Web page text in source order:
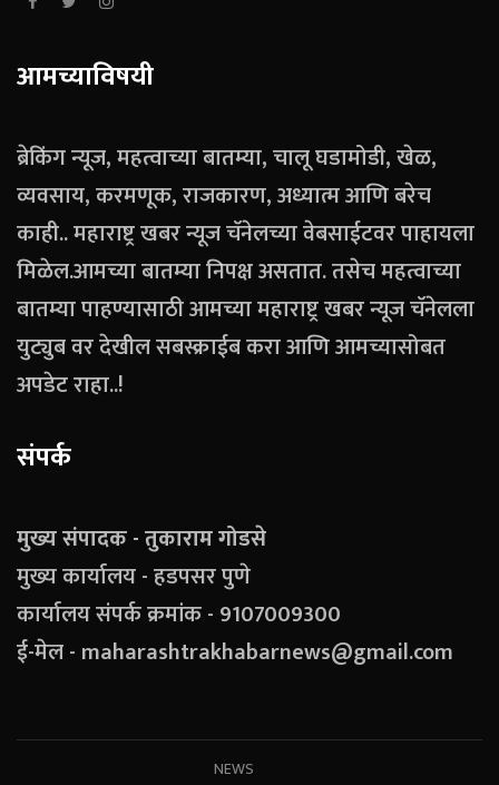
आमच्याविषयी
ब्रेकिंग न्यूज, महत्वाच्या बातम्या, चालू घडामोडी, खेळ,
व्यवसाय, करमणूक, राजकारण, अध्यात्म आणि बरेच
काही.. महाराष्ट्र खबर न्यूज चॅनेलच्या वेबसाईटवर पाहायला
मिळेल.आमच्या बातम्या निपक्ष असतात. तसेच महत्वाच्या
बातम्या पाहण्यासाठी आमच्या महाराष्ट्र खबर न्यूज चॅनेलला
युट्युब वर देखील सबस्क्राईब करा आणि आमच्यासोबत
अपडेट राहा..!
संपर्क
मुख्य संपादक - तुकाराम गोडसे
मुख्य कार्यालय - हडपसर पुणे
कार्यालय संपर्क क्रमांक - 9107009300
ई-मेल - maharashtrakhabarnews@gmail.com
NEWS